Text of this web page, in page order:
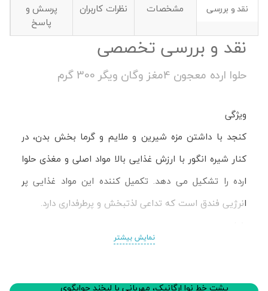
نقد و بررسی مشخصات نظرات کاربران
پرسش و
پاسخ
نقد و بررسی تخصصی
حلوا ارده معجون 4مغز وگان ویگر 300 گرم
ویژگی
کنجد با داشتن مزه شیرین و ملایم و گرما بخش بدن، در
کنار شیره انگور با ارزش غذایی بالا مواد اصلی و مغذی حلوا
ارده را تشکیل می دهد. تکمیل کننده این مواد غذایی پر
انرژیی فندق است که تداعی لذتبخش و پرطرفداری دارد.
كنجد غني از پروتئين و داراي كلسيم، پتاسيم، فسفر، مس و
نمایش بیشتر
پشت خط نوا ارگانیک، مهربانی با لبخند جوابگوی